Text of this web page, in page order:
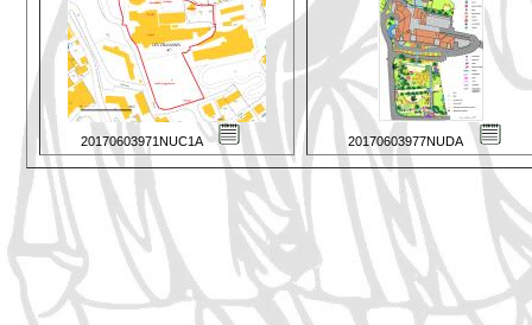
20170603971NUC1A 20170603977NUDA